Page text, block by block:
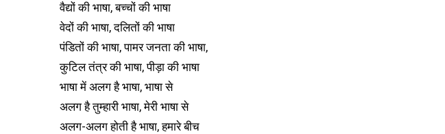
वैद्यों की भाषा, बच्चों की भाषा
वेदों की भाषा, दलितों की भाषा
पंडितों की भाषा, पामर जनता की भाषा,
कुटिल तंत्र की भाषा, पीड़ा की भाषा
भाषा में अलग है भाषा, भाषा से
अलग है तुम्हारी भाषा, मेरी भाषा से
अलग-अलग होती है भाषा, हमारे बीच